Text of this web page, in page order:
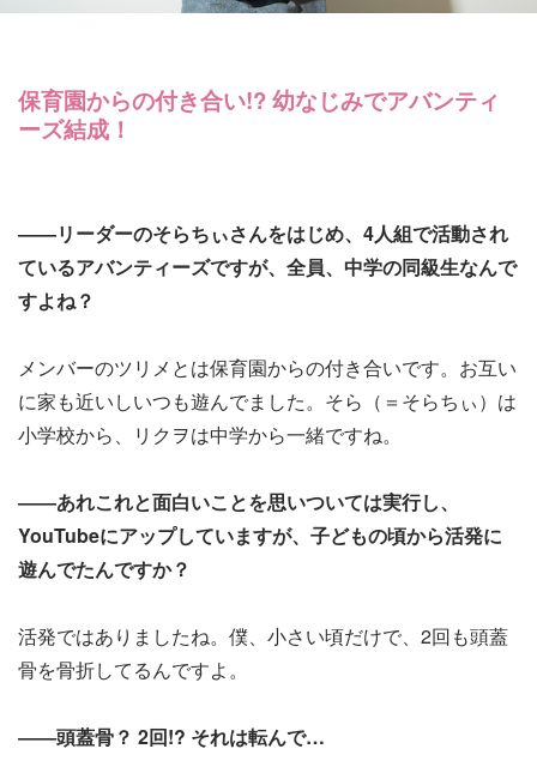
保育園からの付き合い!? 幼なじみでアバンティ
ーズ結成！
――リーダーのそらちぃさんをはじめ、4人組で活動され
ているアバンティーズですが、全員、中学の同級生なんで
すよね？
メンバーのツリメとは保育園からの付き合いです。お互い
に家も近いしいつも遊んでました。そら（＝そらちぃ）は
小学校から、リクヲは中学から一緒ですね。
――あれこれと面白いことを思いついては実行し、
YouTubeにアップしていますが、子どもの頃から活発に
遊んでたんですか？
活発ではありましたね。僕、小さい頃だけで、2回も頭蓋
骨を骨折してるんですよ。
――頭蓋骨？ 2回!? それは転んで…